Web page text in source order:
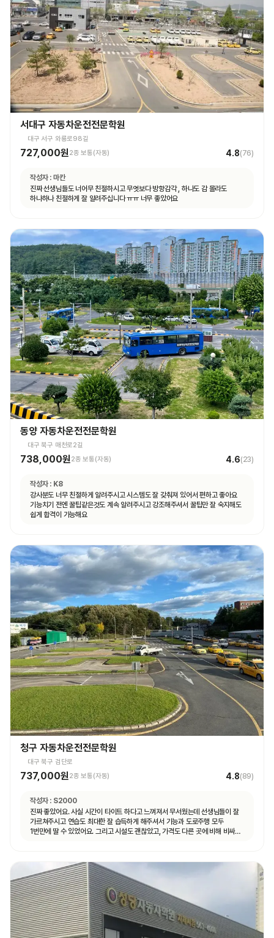
서대구 자동차운전전문학원
대구 서구 와룡로98길
727,000원 2종 보통(자동) 4.8(76)
작성자 : 마칸
진짜 선생님들도 너어무 친절하시고 무엇보다 방향감각 , 하나도 감 몰라도
하나하나 친절하게 잘 알려주십니다 ㅠㅠ 너무 좋았어요
동양 자동차운전전문학원
대구 북구 매천로2길
738,000원2종 보통(자동) 4.6(23)
작성자 : K8
강사분도 너무 친절하게 알려주시고 시스템도 잘 갖춰져 있어서 편하고 좋아요
기능치기 전엔 꿀팁같은것도 계속 알려주시고 강조해주셔서 꿀팁만 잘 숙지해도
쉽게 합격이 가능해요
청구 자동차운전전문학원
대구 북구 검단로
737,000원 2종 보통(자동) 4.8(89)
작성자 : S2000
진짜 좋았어요. 사실 시간이 타이트 하다고 느껴져서 무서웠는데 선생님들이 잘
가르쳐주시고 연습도 최대한 잘 습득하게 해주셔서 기능과 도로주행 모두
1번만에 딸 수 있었어요. 그리고 시설도 괜찮았고, 가격도 다른 곳에 비해 비싸지